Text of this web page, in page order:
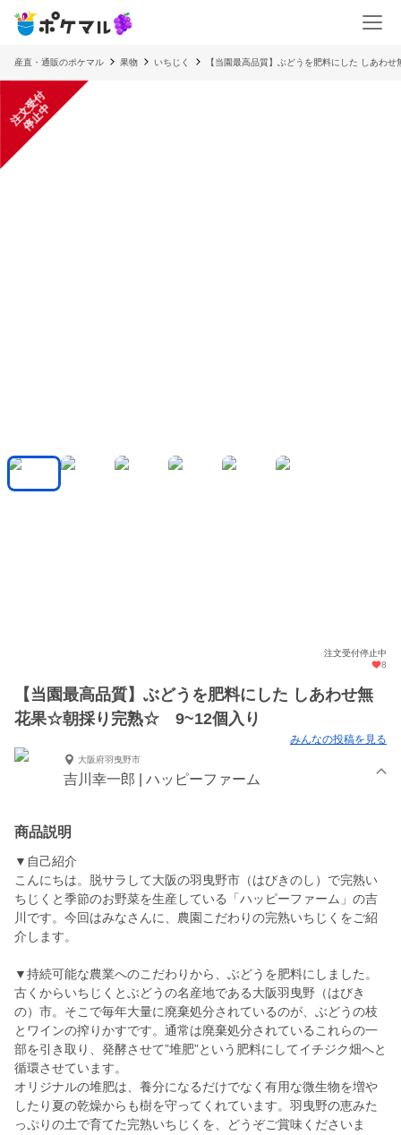
産直・通販のポケマル 果物 いちじく 【当園最高品質】ぶどうを肥料にした しあ
注
文
受
付
停
止
中
注文受付停止中
8
【当園最高品質】ぶどうを肥料にした しあわせ無
花果☆朝採り完熟☆ 9~12個入り
みんなの投稿を見る
大阪府羽曳野市
吉川幸一郎 | ハッピーファーム
商品説明
▼自己紹介
こんにちは。脱サラして大阪の羽曳野市（はびきのし）で完熟い
ちじくと季節のお野菜を生産している「ハッピーファーム」の吉
川です。今回はみなさんに、農園こだわりの完熟いちじくをご紹
介します。
▼持続可能な農業へのこだわりから、ぶどうを肥料にしました。
古くからいちじくとぶどうの名産地である大阪羽曳野（はびき
の）市。そこで毎年大量に廃棄処分されているのが、ぶどうの枝
とワインの搾りかすです。通常は廃棄処分されているこれらの一
部を引き取り、発酵させて”堆肥”という肥料にしてイチジク畑へと
循環させています。
オリジナルの堆肥は、養分になるだけでなく有用な微生物を増や
したり夏の乾燥からも樹を守ってくれています。羽曳野の恵みた
っぷりの土で育てた完熟いちじくを、どうぞご賞味くださいま